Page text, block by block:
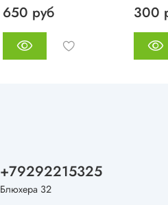
650 руб 300
+79292215325
Блюхера 32